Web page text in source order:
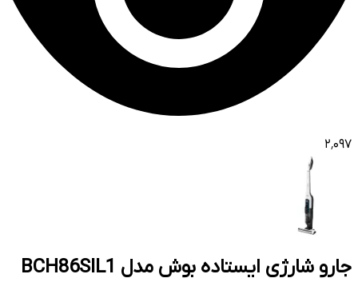
۲٬۰۹۷
جارو شارژی ایستاده بوش مدل BCH86SIL1